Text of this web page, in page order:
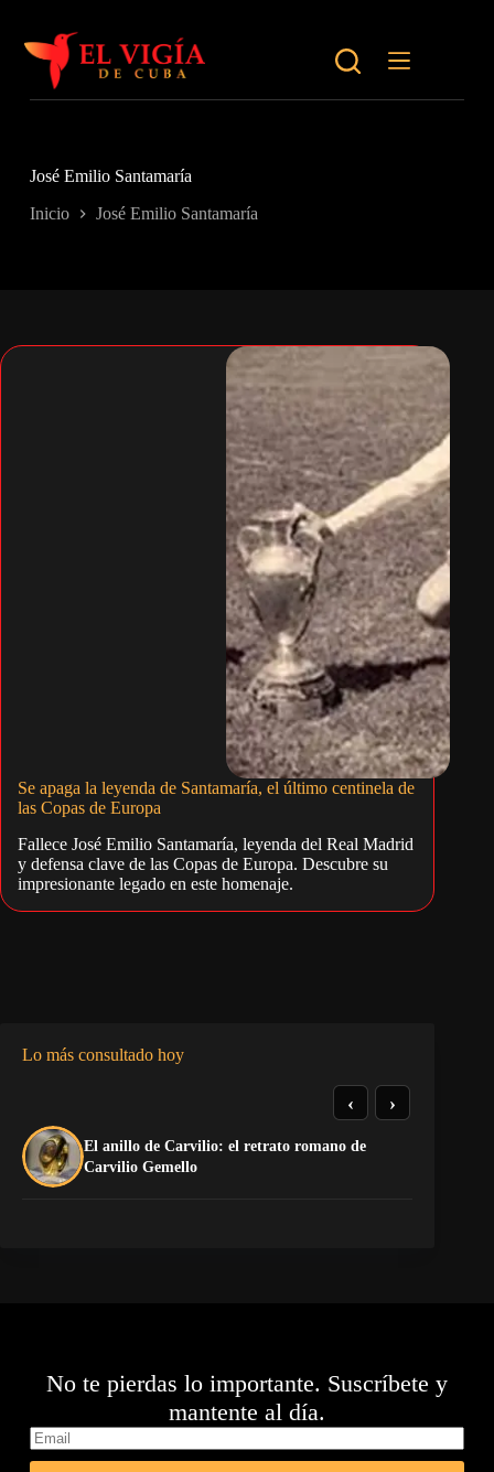
contenido
José Emilio Santamaría
Inicio José Emilio Santamaría
Se apaga la leyenda de Santamaría, el último centinela de
las Copas de Europa
Fallece José Emilio Santamaría, leyenda del Real Madrid
y defensa clave de las Copas de Europa. Descubre su
impresionante legado en este homenaje.
Lo más consultado hoy
El anillo de Carvilio: el retrato romano de
Carvilio Gemello
‹ ›
No te pierdas lo importante. Suscríbete y
mantente al día.